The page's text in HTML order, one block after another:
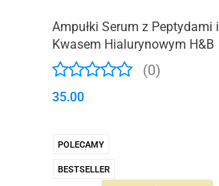
Ampułki Serum z Peptydami i
Kwasem Hialurynowym H&B
(0)
35.00
POLECAMY
BESTSELLER